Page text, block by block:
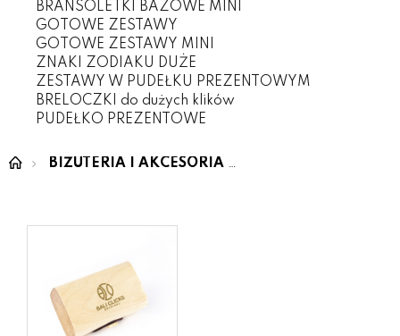
BRANSOLETKI BAZOWE MINI
GOTOWE ZESTAWY
GOTOWE ZESTAWY MINI
ZNAKI ZODIAKU DUŻE
ZESTAWY W PUDEŁKU PREZENTOWYM
BRELOCZKI do dużych klików
PUDEŁKO PREZENTOWE
BIŻUTERIA I AKCESORIA